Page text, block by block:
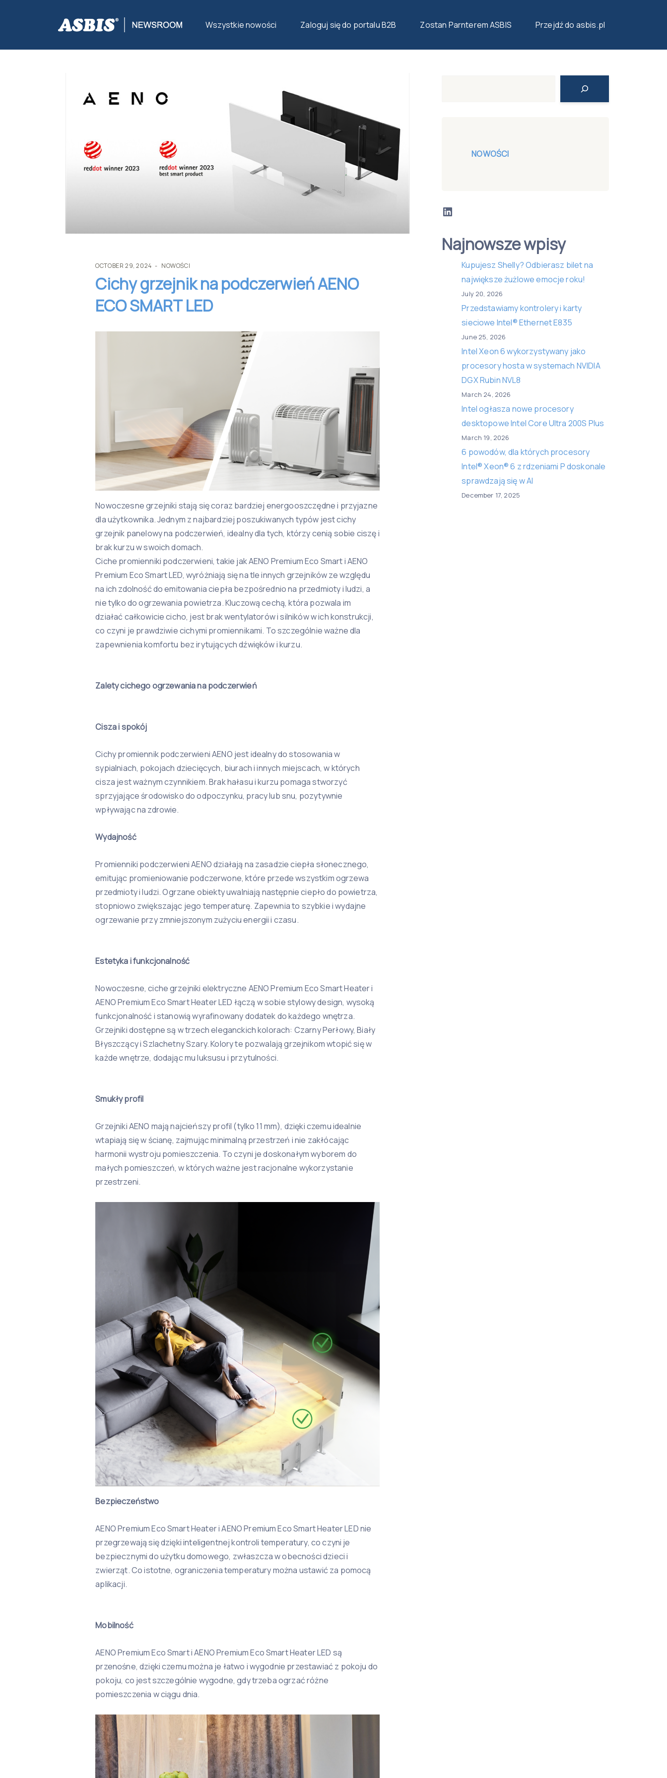
Wszystkie nowości Zaloguj się do portalu B2B Zostan Parnterem ASBIS Przejdź do asbis.pl
ASBIS>NOWOŚCI> CICHY GRZEJNIK NA PODCZERWIEŃ AENO ECO SMART LED
OCTOBER 29, 2024 NOWOŚCI
Cichy grzejnik na podczerwień AENO
ECO SMART LED
Nowoczesne grzejniki stają się coraz bardziej energooszczędne i przyjazne
dla użytkownika. Jednym z najbardziej poszukiwanych typów jest cichy
grzejnik panelowy na podczerwień, idealny dla tych, którzy cenią sobie ciszę i
brak kurzu w swoich domach.
Ciche promienniki podczerwieni, takie jak AENO Premium Eco Smart i AENO
Premium Eco Smart LED, wyróżniają się na tle innych grzejników ze względu
na ich zdolność do emitowania ciepła bezpośrednio na przedmioty i ludzi, a
nie tylko do ogrzewania powietrza. Kluczową cechą, która pozwala im
działać całkowicie cicho, jest brak wentylatorów i silników w ich konstrukcji,
co czyni je prawdziwie cichymi promiennikami. To szczególnie ważne dla
zapewnienia komfortu bez irytujących dźwięków i kurzu.
Zalety cichego ogrzewania na podczerwień
Cisza i spokój
Cichy promiennik podczerwieni AENO jest idealny do stosowania w
sypialniach, pokojach dziecięcych, biurach i innych miejscach, w których
cisza jest ważnym czynnikiem. Brak hałasu i kurzu pomaga stworzyć
sprzyjające środowisko do odpoczynku, pracy lub snu, pozytywnie
wpływając na zdrowie.
Wydajność
Promienniki podczerwieni AENO działają na zasadzie ciepła słonecznego,
emitując promieniowanie podczerwone, które przede wszystkim ogrzewa
przedmioty i ludzi. Ogrzane obiekty uwalniają następnie ciepło do powietrza,
stopniowo zwiększając jego temperaturę. Zapewnia to szybkie i wydajne
ogrzewanie przy zmniejszonym zużyciu energii i czasu.
Estetyka i funkcjonalność
Nowoczesne, ciche grzejniki elektryczne AENO Premium Eco Smart Heater i
AENO Premium Eco Smart Heater LED łączą w sobie stylowy design, wysoką
funkcjonalność i stanowią wyrafinowany dodatek do każdego wnętrza.
Grzejniki dostępne są w trzech eleganckich kolorach: Czarny Perłowy, Biały
Błyszczący i Szlachetny Szary. Kolory te pozwalają grzejnikom wtopić się w
każde wnętrze, dodając mu luksusu i przytulności.
Smukły profil
Grzejniki AENO mają najcieńszy profil (tylko 11 mm), dzięki czemu idealnie
wtapiają się w ścianę, zajmując minimalną przestrzeń i nie zakłócając
harmonii wystroju pomieszczenia. To czyni je doskonałym wyborem do
małych pomieszczeń, w których ważne jest racjonalne wykorzystanie
przestrzeni.
Bezpieczeństwo
AENO Premium Eco Smart Heater i AENO Premium Eco Smart Heater LED nie
przegrzewają się dzięki inteligentnej kontroli temperatury, co czyni je
bezpiecznymi do użytku domowego, zwłaszcza w obecności dzieci i
zwierząt. Co istotne, ograniczenia temperatury można ustawić za pomocą
aplikacji.
Mobilność
AENO Premium Eco Smart i AENO Premium Eco Smart Heater LED są
przenośne, dzięki czemu można je łatwo i wygodnie przestawiać z pokoju do
pokoju, co jest szczególnie wygodne, gdy trzeba ogrzać różne
pomieszczenia w ciągu dnia.
NOWOŚCI
LinkedIn
Najnowsze wpisy
Kupujesz Shelly? Odbierasz bilet na
największe żużlowe emocje roku!
July 20, 2026
Przedstawiamy kontrolery i karty
sieciowe Intel® Ethernet E835
June 25, 2026
Intel Xeon 6 wykorzystywany jako
procesory hosta w systemach NVIDIA
DGX Rubin NVL8
March 24, 2026
Intel ogłasza nowe procesory
desktopowe Intel Core Ultra 200S Plus
March 19, 2026
6 powodów, dla których procesory
Intel® Xeon® 6 z rdzeniami P doskonale
sprawdzają się w AI
December 17, 2025